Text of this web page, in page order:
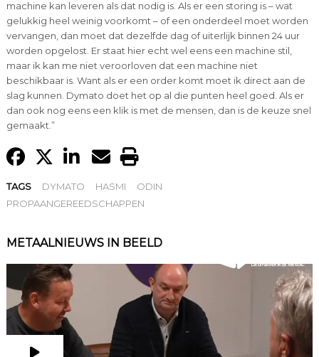
machine kan leveren als dat nodig is. Als er een storing is – wat
gelukkig heel weinig voorkomt – of een onderdeel moet worden
vervangen, dan moet dat dezelfde dag of uiterlijk binnen 24 uur
worden opgelost. Er staat hier echt wel eens een machine stil,
maar ik kan me niet veroorloven dat een machine niet
beschikbaar is. Want als er een order komt moet ik direct aan de
slag kunnen. Dymato doet het op al die punten heel goed. Als er
dan ook nog eens een klik is met de mensen, dan is de keuze snel
gemaakt.”
TAGS DYMATO HASMI
ODIN
PROPAANGEREEDSCHAPPEN
METAALNIEUWS IN BEELD